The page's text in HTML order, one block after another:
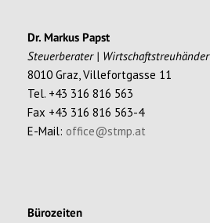
Dr. Markus Papst
Steuerberater | Wirtschaftstreuhänder
8010 Graz, Villefortgasse 11
Tel. +43 316 816 563
Fax +43 316 816 563-4
E-Mail: office@stmp.at
Bürozeiten